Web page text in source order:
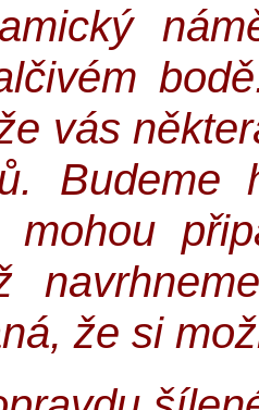
vás
Budeme
že si